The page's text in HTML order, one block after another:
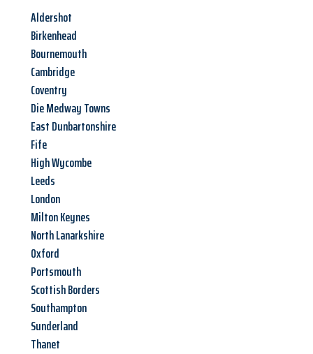
Aldershot
Birkenhead
Bournemouth
Cambridge
Coventry
Die Medway Towns
East Dunbartonshire
Fife
High Wycombe
Leeds
London
Milton Keynes
North Lanarkshire
Oxford
Portsmouth
Scottish Borders
Southampton
Sunderland
Thanet